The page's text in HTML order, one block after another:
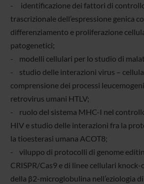
- identificazione dei fattori di
trascrizionale dell’espressione genica
differenziamento e proliferazione
patogenetici;
- modelli cellulari per lo studio di
- studio delle interazioni virus –
comprensione dei processi
retrovirus umani HTLV;
- ruolo del sistema MHC-I nel
HIV e studio delle interazioni fra la
la tioesterasi umana ACOT8;
- viluppo di protocolli di genome
CRISPR/Cas9 e di linee cellulari
della β2-microglobulina nell’eziologia